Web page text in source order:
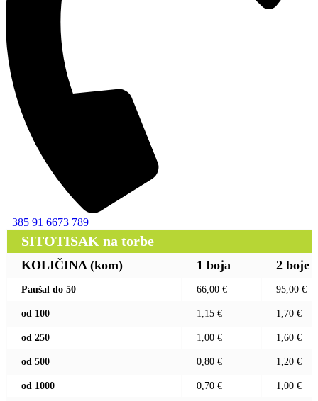
+385 91 6673 789
SITOTISAK na torbe
KOLIČINA (kom) 1 boja 2 boje
Paušal do 50 66,00 € 95,00 €
od 100 1,15 € 1,70 €
od 250 1,00 € 1,60 €
od 500 0,80 € 1,20 €
od 1000 0,70 € 1,00 €